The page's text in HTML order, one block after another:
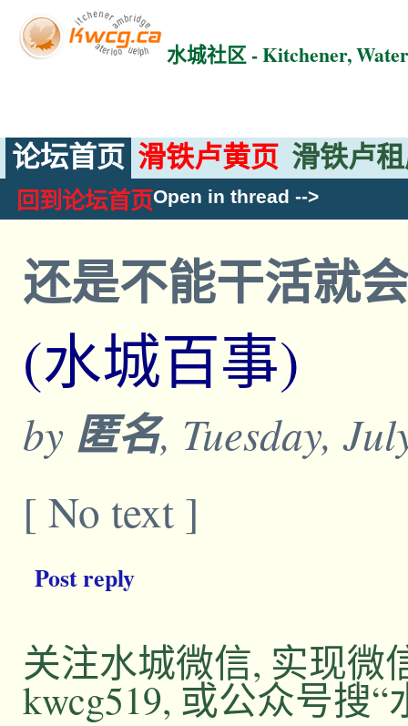
水城社区 - Kitchener,
论坛首页 滑铁卢黄页 滑铁卢
回到论坛首页Open in thread -->
还是不能干活就
(水城百事)
by 匿名, Tuesday,
[ No text ]
Post reply
关注水城微信, 实现微
kwcg519, 或公众号搜“